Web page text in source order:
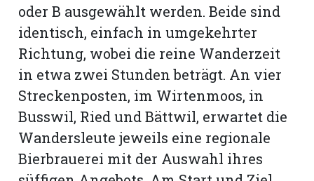
oder B ausgewählt werden. Beide sind
identisch, einfach in umgekehrter
Richtung, wobei die reine Wanderzeit
in etwa zwei Stunden beträgt. An vier
Streckenposten, im Wirtenmoos, in
Busswil, Ried und Bättwil, erwartet die
Wandersleute jeweils eine regionale
Bierbrauerei mit der Auswahl ihres